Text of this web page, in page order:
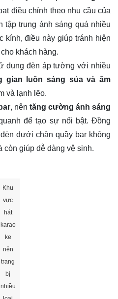
điều chỉnh theo nhu cầu của
trung ánh sáng quá nhiều
kính, điều này giúp tránh hiện
khách hàng.
dụng đèn áp tường với nhiều
gian luôn sáng sủa và ấm
và lạnh lẽo.
, nên tăng cường ánh sáng
để tạo sự nổi bật. Đồng
dưới chân quầy bar không
còn giúp dễ dàng vệ sinh.
nên trang bị
mang đến sự linh